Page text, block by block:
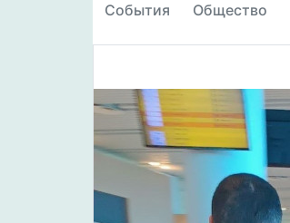
События Общество